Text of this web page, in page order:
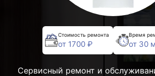
Стоимость ремонта
от 1700 ₽
Время
от 30
Сервисный ремонт и